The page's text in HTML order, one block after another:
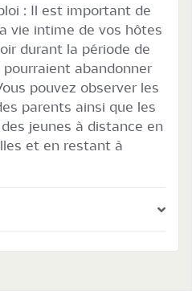
: Il est important de
vie intime de vos hôtes
durant la période de
abandonner
pouvez observer les
parents ainsi que les
jeunes à distance en
et en restant à